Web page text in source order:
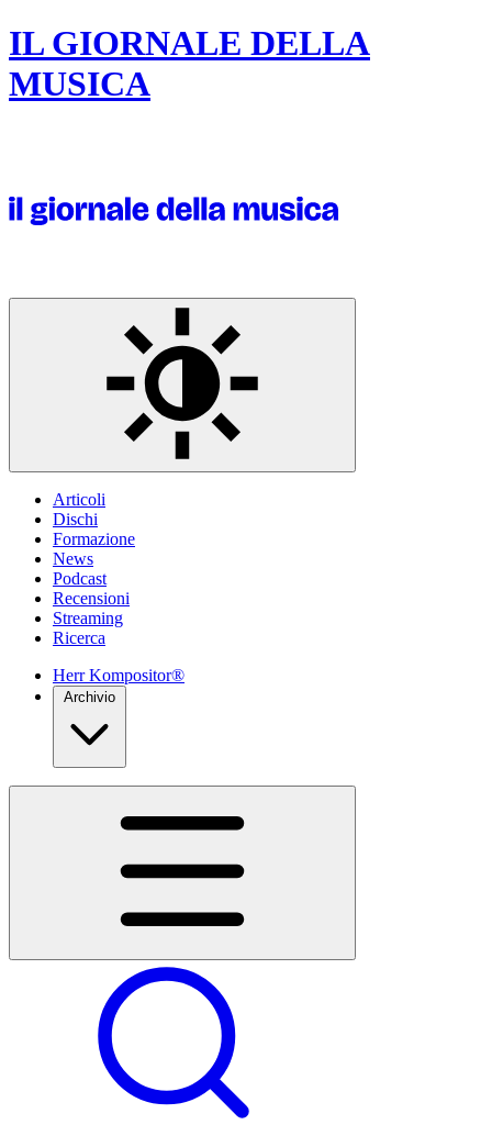
IL GIORNALE DELLA
MUSICA
Articoli
Dischi
Formazione
News
Podcast
Recensioni
Streaming
Ricerca
Herr Kompositor®
Archivio